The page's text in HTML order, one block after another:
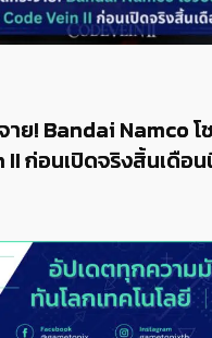
าย! Bandai Namco โ
ก่อนเปิดจริงสิ้นเดือนนี้